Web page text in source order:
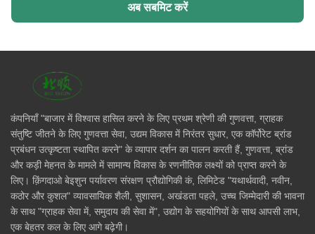
अब सबमिट करें
कंपनियाँ "बाजार में विश्वास हासिल करने के लिए प्रथम श्रेणी की गुणवत्ता, ग्राहक
संतुष्टि जीतने के लिए गुणवत्ता सेवा, उद्यम विकास में निरंतर सुधार, एक कॉर्पोरेट ब्रांड
प्रबंधन उत्कृष्टता स्थापित करने" के व्यापार दर्शन का पालन करती हैं, गुणवत्ता, ब्रांड
और कड़ी मेहनत के मामले में सामान्य विकास के रणनीतिक लक्ष्यों को प्राप्त करने के
लिए। क़िंगदाओ बेइशुन पर्यावरण संरक्षण प्रौद्योगिकी कं, लिमिटेड "यथार्थवादी, नवीन,
कठोर और कुशल" व्यावसायिक शैली, सुशासन, अखंडता पहले, उच्च जिम्मेदारी की भावना
के साथ "ग्राहक सेवा में, समुदाय की सेवा में", उद्योग के सहयोगियों के साथ आपसी लाभ,
एक बेहतर कल के लिए आगे बढ़ेगी।